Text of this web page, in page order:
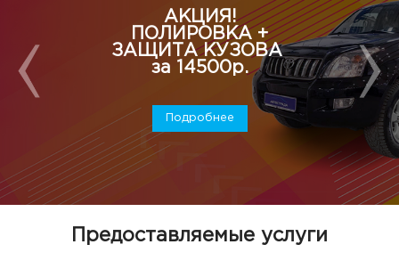
АКЦИЯ!
ПОЛИРОВКА +
ЗАЩИТА КУЗОВА
за 14500р.
Подробнее
Предоставляемые услуги